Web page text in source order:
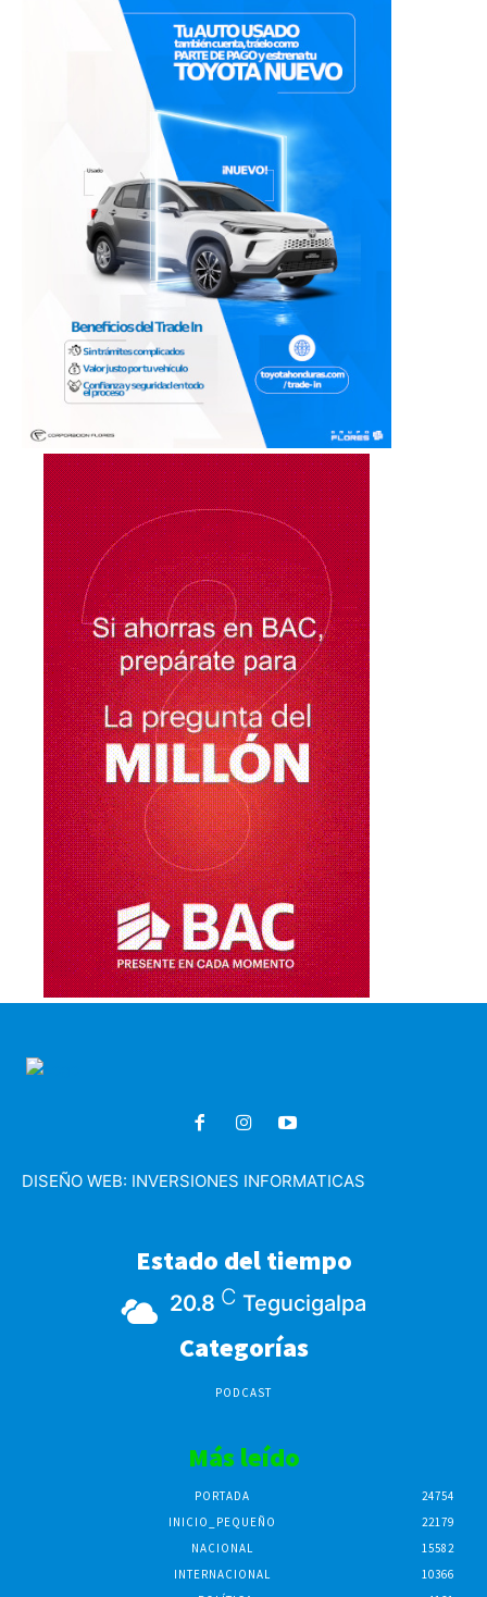
DISEÑO WEB: INVERSIONES INFORMATICAS
Estado del tiempo
20.8 C Tegucigalpa
Categorías
PODCAST
Más leído
PORTADA
24754
INICIO_PEQUEÑO
22179
NACIONAL
15582
INTERNACIONAL
10366